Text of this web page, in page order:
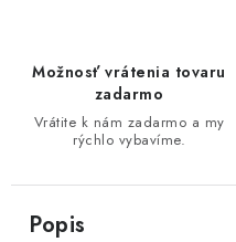
Možnosť vrátenia tovaru
zadarmo
Vrátite k nám zadarmo a my
rýchlo vybavíme.
Popis